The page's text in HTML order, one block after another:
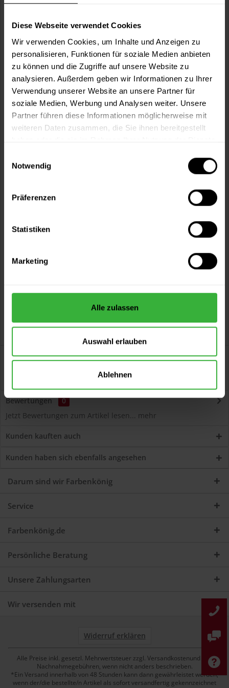
Diese Webseite verwendet Cookies
Wir verwenden Cookies, um Inhalte und Anzeigen zu
personalisieren, Funktionen für soziale Medien anbieten
zu können und die Zugriffe auf unsere Website zu
analysieren. Außerdem geben wir Informationen zu Ihrer
Verwendung unserer Website an unsere Partner für
soziale Medien, Werbung und Analysen weiter. Unsere
Partner führen diese Informationen möglicherweise mit
weiteren Daten zusammen, die Sie ihnen bereitgestellt
Notwendig
Präferenzen
Statistiken
Marketing
Alle zulassen
Auswahl erlauben
Ablehnen
Wie viele m² wollen Sie bearbeiten?
m²
In denWarenkorb
Fragen zum Artikel?
Sie möchten eine größere Menge kaufen
Versand innerhalb von 48h*
Beschreibung
Volvox Espressivo Lehmfarbe (Nachtblau) Lösemittelfreier,
dauerelastischer Wand- und...mehr
Bewertungen
0
Jetzt Bewertungen zum Artikel lesen... mehr
Kunden kauften auch
Kunden haben sich ebenfalls angesehen
Darum sind wir Farbenkönig
Service
Farbenkönig.de
Persönliche Beratung
Unsere Zahlungsarten
Wir versenden mit
Widerruf erklären
Alle Preise inkl. gesetzl. Mehrwertsteuer zzgl. Versandkostenund ggf.
Nachnahmegebühren, wenn nicht anders beschrieben.
*Ein Versand innerhalb von 48 Stunden kann dann gewährleistet werden,
wenn der/die bestellte/n Artikel als sofort versandfertig gekennzeichnet